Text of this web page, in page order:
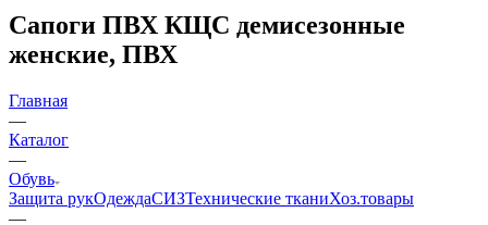
Сапоги ПВХ КЩС демисезонные
женские, ПВХ
Главная
—
Каталог
—
Обувь
Защита рукОдеждаСИЗТехнические тканиХоз.товары
—